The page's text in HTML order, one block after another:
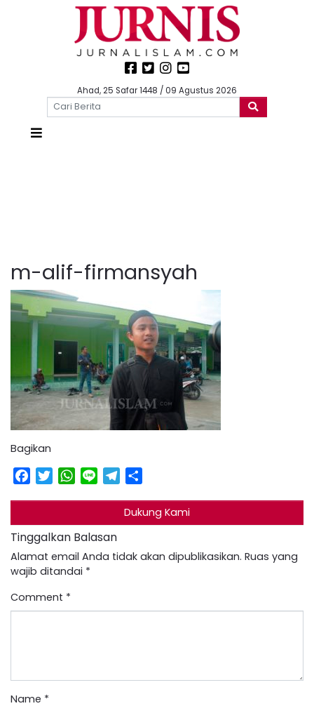
Ahad, 25 Safar 1448 / 09 Agustus 2026
m-alif-firmansyah
Bagikan
Facebook
TwitterWhatsApp
Line Telegram
Dukung Kami
Tinggalkan Balasan
Alamat email Anda tidak akan dipublikasikan. Ruas yang
wajib ditandai *
Comment *
Name *